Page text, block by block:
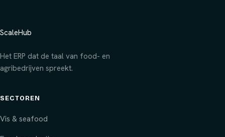
ScaleHub
Het ERP dat de taal van food- en
agribedrijven spreekt.
SECTOREN
Vis & seafood